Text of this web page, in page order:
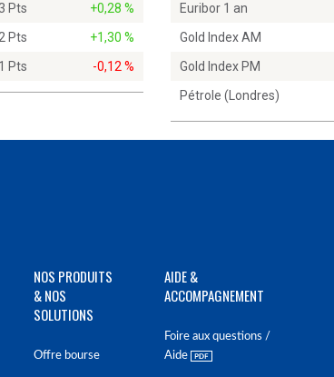
Pts
+0,28 %
Pts
+1,30 %
Pts -0,12 %
Euribor 1 an
Gold Index AM
Gold Index PM
Pétrole (Londres)
NOS PRODUITS
& NOS
SOLUTIONS
Offre bourse
AIDE &
ACCOMPAGNEMENT
Foire aux questions /
Aide